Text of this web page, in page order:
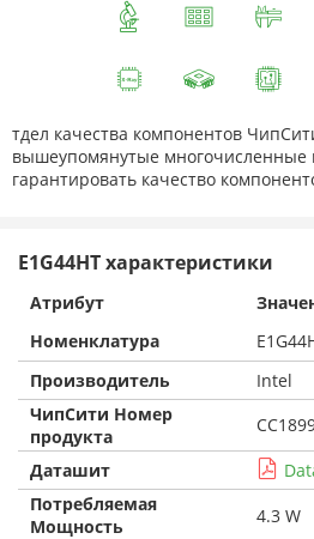
тдел качества компонентов
вышеупомянутые многочисленные
гарантировать качество
E1G44HT характеристики
Атрибут
Номенклатура
Производитель
Intel
ЧипСити Номер
продукта
Даташит
Потребляемая
Мощность
4.3 W